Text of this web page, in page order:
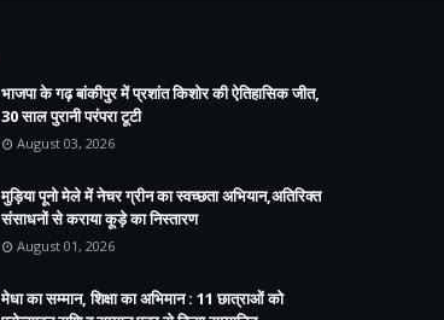
भाजपा के गढ़ बांकीपुर में प्रशांत किशोर की ऐतिहासिक जीत,
30 साल पुरानी परंपरा टूटी
August 03, 2026
मुड़िया पूनो मेले में नेचर ग्रीन का स्वच्छता अभियान,अतिरिक्त
संसाधनों से कराया कूड़े का निस्तारण
August 01, 2026
मेधा का सम्मान, शिक्षा का अभिमान : 11 छात्राओं को